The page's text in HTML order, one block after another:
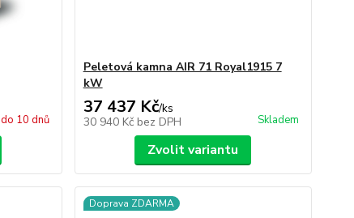
do 10 dnů
Peletová kamna AIR 71 Royal1915 7
kW
37 437 Kč/ks
30 940 Kč bez DPH Skladem
Zvolit variantu
Doprava ZDARMA